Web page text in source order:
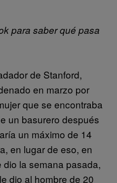
para saber qué pasa
de Stanford,
en marzo por
que se encontraba
un basurero después
un máximo de 14
en lugar de eso, en
la semana pasada,
dio al hombre de 20